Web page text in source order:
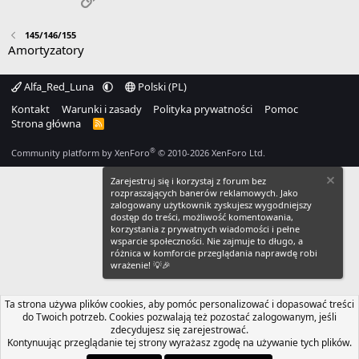
145/146/155
Amortyzatory
Alfa_Red_Luna
Polski (PL)
Kontakt
Warunki i zasady Polityka prywatności
Pomoc
Strona główna
R
Community platform by XenForo® © 2010-2026 XenForo Ltd.
Zarejestruj się i korzystaj z forum bez
rozpraszających banerów reklamowych. Jako
zalogowany użytkownik zyskujesz wygodniejszy
dostęp do treści, możliwość komentowania,
korzystania z prywatnych wiadomości i pełne
wsparcie społeczności. Nie zajmuje to długo, a
różnica w komforcie przeglądania naprawdę robi
wrażenie! 💡🎉
Ta strona używa plików cookies, aby pomóc personalizować i dopasować treści
do Twoich potrzeb. Cookies pozwalają też pozostać zalogowanym, jeśli
zdecydujesz się zarejestrować.
Kontynuując przeglądanie tej strony wyrażasz zgodę na używanie tych plików.